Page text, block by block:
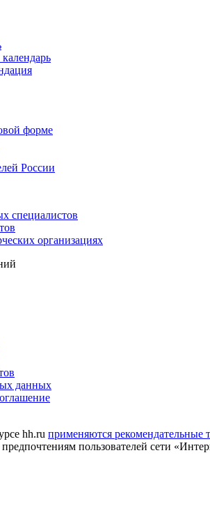
форме
России
специалистов
организациях
данных
hh.ru применяются рекомендательные
пользователей сети